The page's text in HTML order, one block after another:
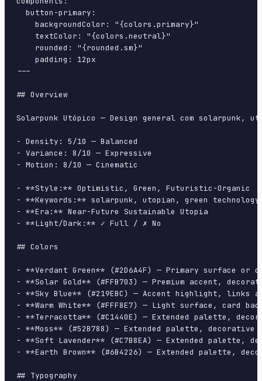
  button-primary:
    backgroundColor: "{colors.primary}"
    textColor: "{colors.neutral}"
    rounded: "{rounded.sm}"
    padding: 12px
---
## Overview
Solarpunk Utópico — Design general com solarpunk,
- Density: 5/10 — Balanced
- Variance: 8/10 — Expressive
- Motion: 8/10 — Cinematic
- **Style:** Optimistic, Green, Futuristic-Organic
- **Keywords:** solarpunk, utopian, green
- **Era:** Near-Future Sustainable Utopia
- **Light/Dark:** ✓ Full / ✗ No
## Colors
- **Verdant Green** (#2D6A4F) — Primary surface or
- **Solar Gold** (#FFB703) — Premium accent,
- **Sky Blue** (#219EBC) — Accent highlight, links
- **Warm White** (#FFF8E7) — Light surface, card
- **Terracotta** (#C1440E) — Extended palette,
- **Moss** (#52B788) — Extended palette, decorative
- **Soft Lavender** (#C7B8EA) — Extended palette,
- **Earth Brown** (#6B4226) — Extended palette,
## Typography